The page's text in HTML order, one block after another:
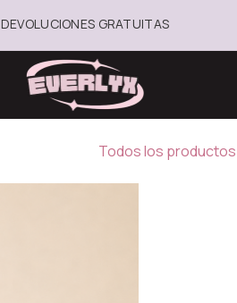
DEVOLUCIONES GRATUITAS
Todos los productos